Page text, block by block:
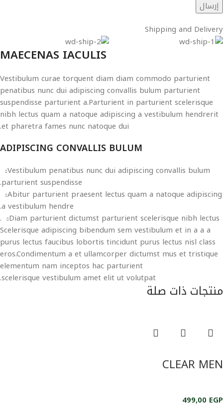
Shipping and Delivery
MAECENAS IACULIS
Vestibulum curae torquent diam diam commodo parturient
penatibus nunc dui adipiscing convallis bulum parturient
suspendisse parturient a.Parturient in parturient scelerisque
nibh lectus quam a natoque adipiscing a vestibulum hendrerit
et pharetra fames nunc natoque dui.
ADIPISCING CONVALLIS BULUM
Vestibulum penatibus nunc dui adipiscing convallis bulum
parturient suspendisse.
Abitur parturient praesent lectus quam a natoque adipiscing
a vestibulum hendre.
Diam parturient dictumst parturient scelerisque nibh lectus.
Scelerisque adipiscing bibendum sem vestibulum et in a a a
purus lectus faucibus lobortis tincidunt purus lectus nisl class
eros.Condimentum a et ullamcorper dictumst mus et tristique
elementum nam inceptos hac parturient
scelerisque vestibulum amet elit ut volutpat.
منتجات ذات صلة
CLEAR MEN
499,00 EGP